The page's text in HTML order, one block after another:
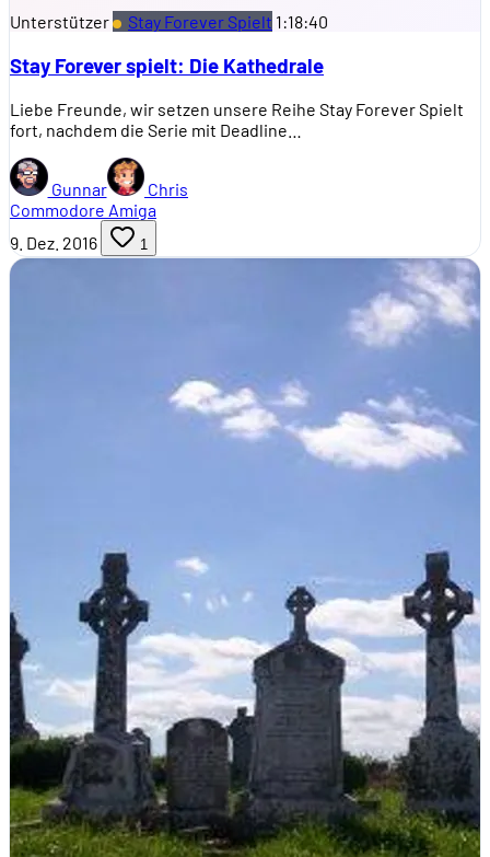
Unterstützer Stay Forever Spielt 1:18:40
Stay Forever spielt: Die Kathedrale
Liebe Freunde, wir setzen unsere Reihe Stay Forever Spielt
fort, nachdem die Serie mit Deadline…
Gunnar
Chris
Commodore Amiga
9. Dez. 2016
1